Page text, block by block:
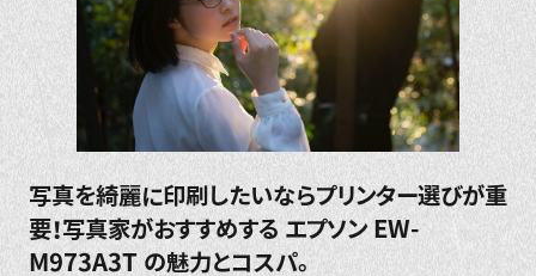
写真を綺麗に印刷したいならプリンター選びが重
要！写真家がおすすめする エプソン EW-
M973A3T の魅力とコスパ。